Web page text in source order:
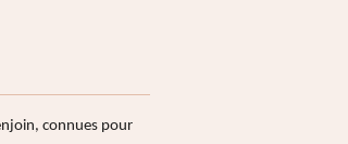
connues pour